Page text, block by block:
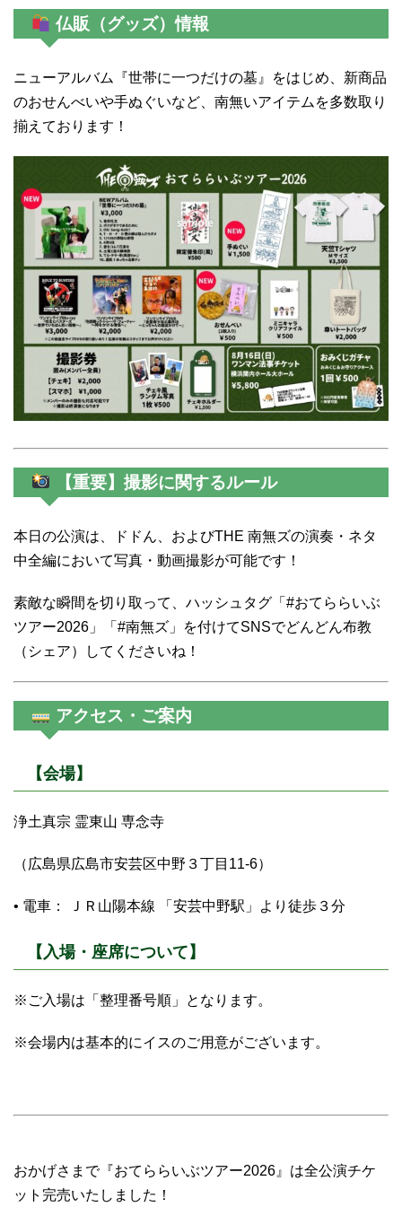
仏販（グッズ）情報
ニューアルバム『世帯に一つだけの墓』をはじめ、新商品
のおせんべいや手ぬぐいなど、南無いアイテムを多数取り
揃えております！
【重要】撮影に関するルール
本日の公演は、ドドん、およびTHE 南無ズの演奏・ネタ
中全編において写真・動画撮影が可能です！
素敵な瞬間を切り取って、ハッシュタグ「#おてららいぶ
ツアー2026」「#南無ズ」を付けてSNSでどんどん布教
（シェア）してくださいね！
アクセス・ご案内
【会場】
浄土真宗 霊東山 専念寺
（広島県広島市安芸区中野３丁目11-6）
• 電車： ＪＲ山陽本線 「安芸中野駅」より徒歩３分
【入場・座席について】
※ご入場は「整理番号順」となります。
※会場内は基本的にイスのご用意がございます。
おかげさまで『おてららいぶツアー2026』は全公演チケ
ット完売いたしました！